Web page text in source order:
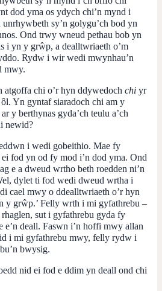
dod yma os ydych chi’n mynd i
sy’n golygu’ch bod yn
Ond trwy wneud pethau bob yn
i yn y grŵp, a dealltwriaeth o’m
Rydw i wir wedi mwynhau’n
mwy.
atgoffa chi o’r hyn ddywedoch chi yr
Yn gyntaf siaradoch chi am y
y berthynas gyda’ch teulu a’ch
newid?
i wedi gobeithio. Mae fy
fod yn od fy mod i’n dod yma. Ond
e a dweud wrtho beth roedden ni’n
dylet ti fod wedi dweud wrtha i
cael mwy o ddealltwriaeth o’r hyn
y grŵp.’ Felly wrth i mi gyfathrebu –
sut i gyfathrebu gyda fy
e’n deall. Faswn i’n hoffi mwy allan
i mi gyfathrebu mwy, felly rydw i
bwysig.
nid ei fod e ddim yn deall ond chi